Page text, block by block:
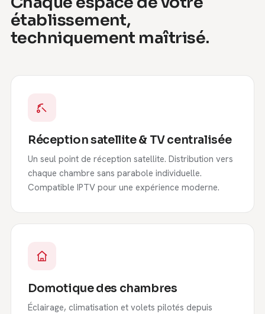
établissement,
techniquement maîtrisé.
Réception satellite & TV centralisée
Un seul point de réception satellite. Distribution vers
chaque chambre sans parabole individuelle.
Compatible IPTV pour une expérience moderne.
Domotique des chambres
Éclairage, climatisation et volets pilotés depuis